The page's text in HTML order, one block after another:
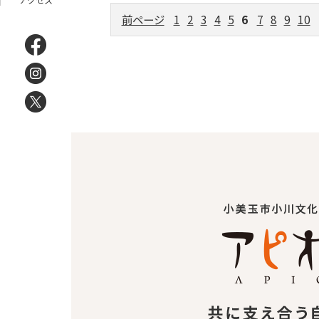
前ページ 1 2 3 4 5 6 7 8 9 10